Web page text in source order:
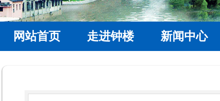
网站首页 走进钟楼 新闻中心